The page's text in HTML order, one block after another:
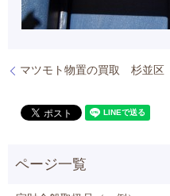
マツモト物置の買取 杉並区